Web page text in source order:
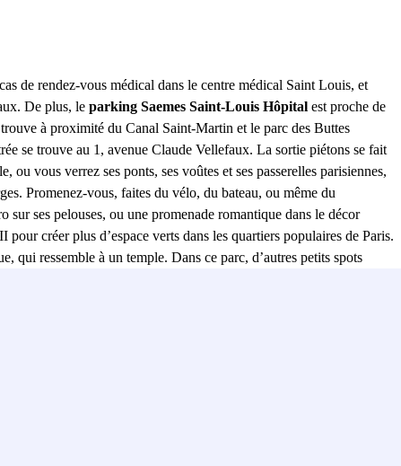
de rendez-vous médical dans le centre médical Saint Louis, et
De plus, le parking Saemes Saint-Louis Hôpital est proche de
à proximité du Canal Saint-Martin et le parc des Buttes
se trouve au 1, avenue Claude Vellefaux. La sortie piétons se fait
vous verrez ses ponts, ses voûtes et ses passerelles parisiennes,
Promenez-vous, faites du vélo, du bateau, ou même du
ses pelouses, ou une promenade romantique dans le décor
créer plus d’espace verts dans les quartiers populaires de Paris.
qui ressemble à un temple. Dans ce parc, d’autres petits spots
de découvrir de nouveau coins touristiques tels que le Canal